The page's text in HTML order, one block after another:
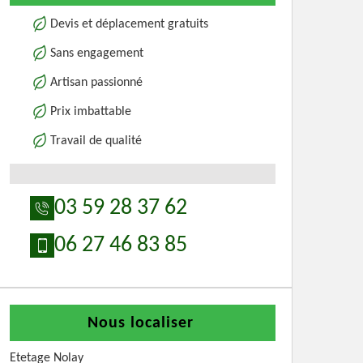
Devis et déplacement gratuits
Sans engagement
Artisan passionné
Prix imbattable
Travail de qualité
03 59 28 37 62
06 27 46 83 85
Nous localiser
Etetage Nolay